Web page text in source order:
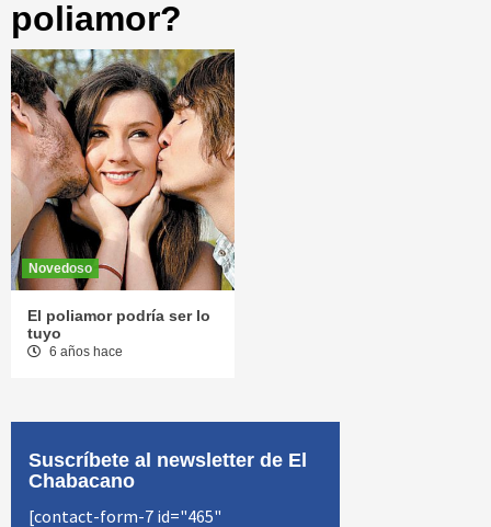
poliamor?
Novedoso
El poliamor podría ser lo
tuyo
6 años hace
Suscríbete al newsletter de El
Chabacano
[contact-form-7 id="465"